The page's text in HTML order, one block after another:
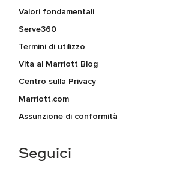
Valori fondamentali
Serve360
Termini di utilizzo
Vita al Marriott Blog
Centro sulla Privacy
Marriott.com
Assunzione di conformità
Seguici